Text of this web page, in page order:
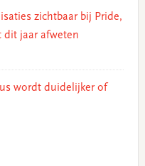
zichtbaar bij Pride,
dit jaar afweten
wordt duidelijker of